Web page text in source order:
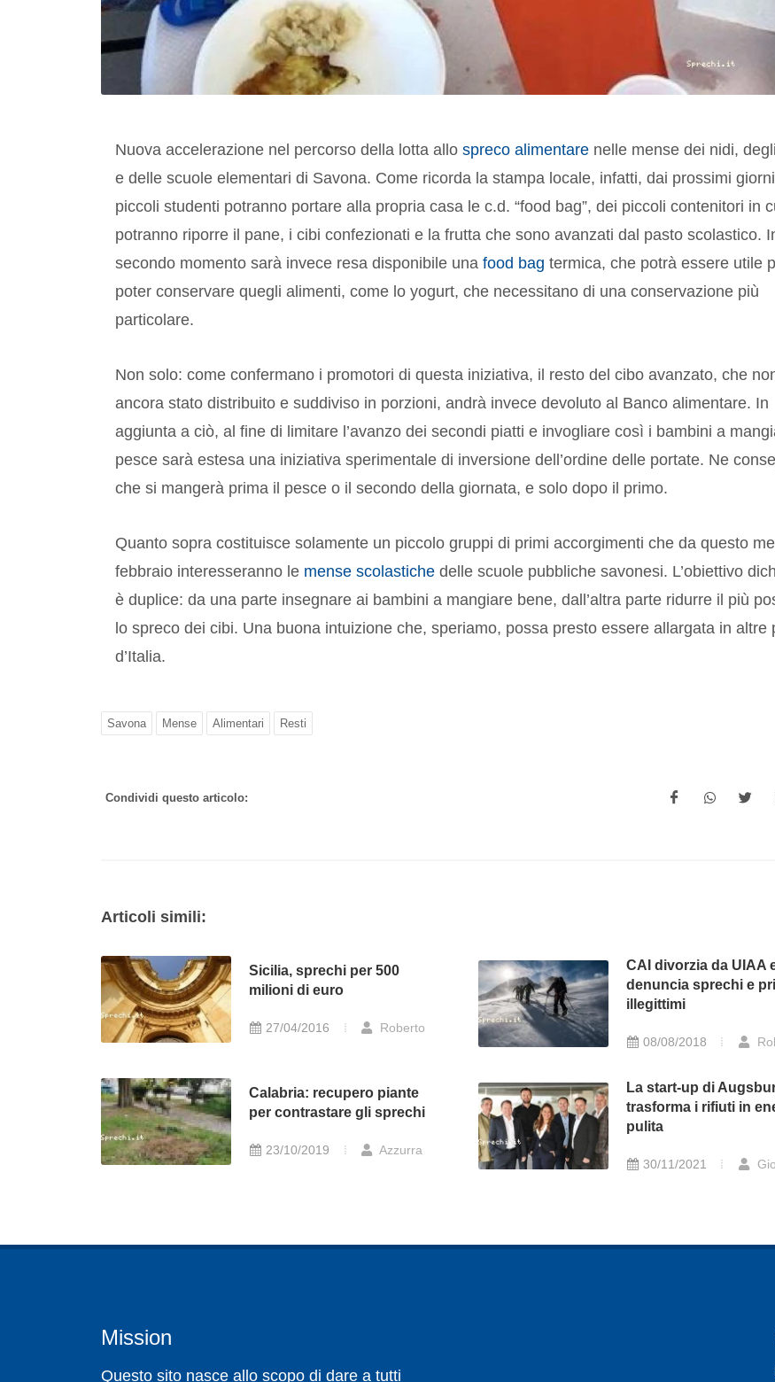
Nuova accelerazione nel percorso della lotta allo spreco alimentare nelle mense dei nidi,
e delle scuole elementari di Savona. Come ricorda la stampa locale, infatti, dai prossimi
piccoli studenti potranno portare alla propria casa le c.d. “food bag”, dei piccoli contenitori in
potranno riporre il pane, i cibi confezionati e la frutta che sono avanzati dal pasto scolastico.
secondo momento sarà invece resa disponibile una food bag termica, che potrà essere utile
poter conservare quegli alimenti, come lo yogurt, che necessitano di una conservazione più
particolare.
Non solo: come confermano i promotori di questa iniziativa, il resto del cibo avanzato, che
ancora stato distribuito e suddiviso in porzioni, andrà invece devoluto al Banco alimentare. In
aggiunta a ciò, al fine di limitare l’avanzo dei secondi piatti e invogliare così i bambini a
pesce sarà estesa una iniziativa sperimentale di inversione dell’ordine delle portate. Ne
che si mangerà prima il pesce o il secondo della giornata, e solo dopo il primo.
Quanto sopra costituisce solamente un piccolo gruppi di primi accorgimenti che da questo
febbraio interesseranno le mense scolastiche delle scuole pubbliche savonesi. L’obiettivo
è duplice: da una parte insegnare ai bambini a mangiare bene, dall’altra parte ridurre il più
lo spreco dei cibi. Una buona intuizione che, speriamo, possa presto essere allargata in altre
d’Italia.
Savona Mense Alimentari Resti
Condividi questo articolo:
Articoli simili:
Sicilia, sprechi per 500
milioni di euro
27/04/2016 Roberto
CAI divorzia da UIAA
denuncia sprechi e
illegittimi
08/08/2018
Calabria: recupero piante
per contrastare gli sprechi
23/10/2019 Azzurra
La start-up di
trasforma i rifiuti in
pulita
30/11/2021
Mission
Questo sito nasce allo scopo di dare a tutti